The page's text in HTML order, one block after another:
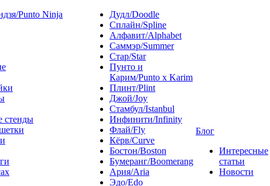
Punto Ninja
стенды
Дудл/Doodle
Сплайн/Spline
Алфавит/Alphabet
Саммэр/Summer
Стар/Star
Пунто и
Карим/Punto x Karim
Плинт/Plint
Джой/Joy
Стамбул/Istanbul
Инфинити/Infinity
Флай/Fly
Кёрв/Curve
Бостон/Boston
Бумеранг/Boomerang
Ария/Aria
Эдо/Edo
Блог
Интересные
статьи
Новости